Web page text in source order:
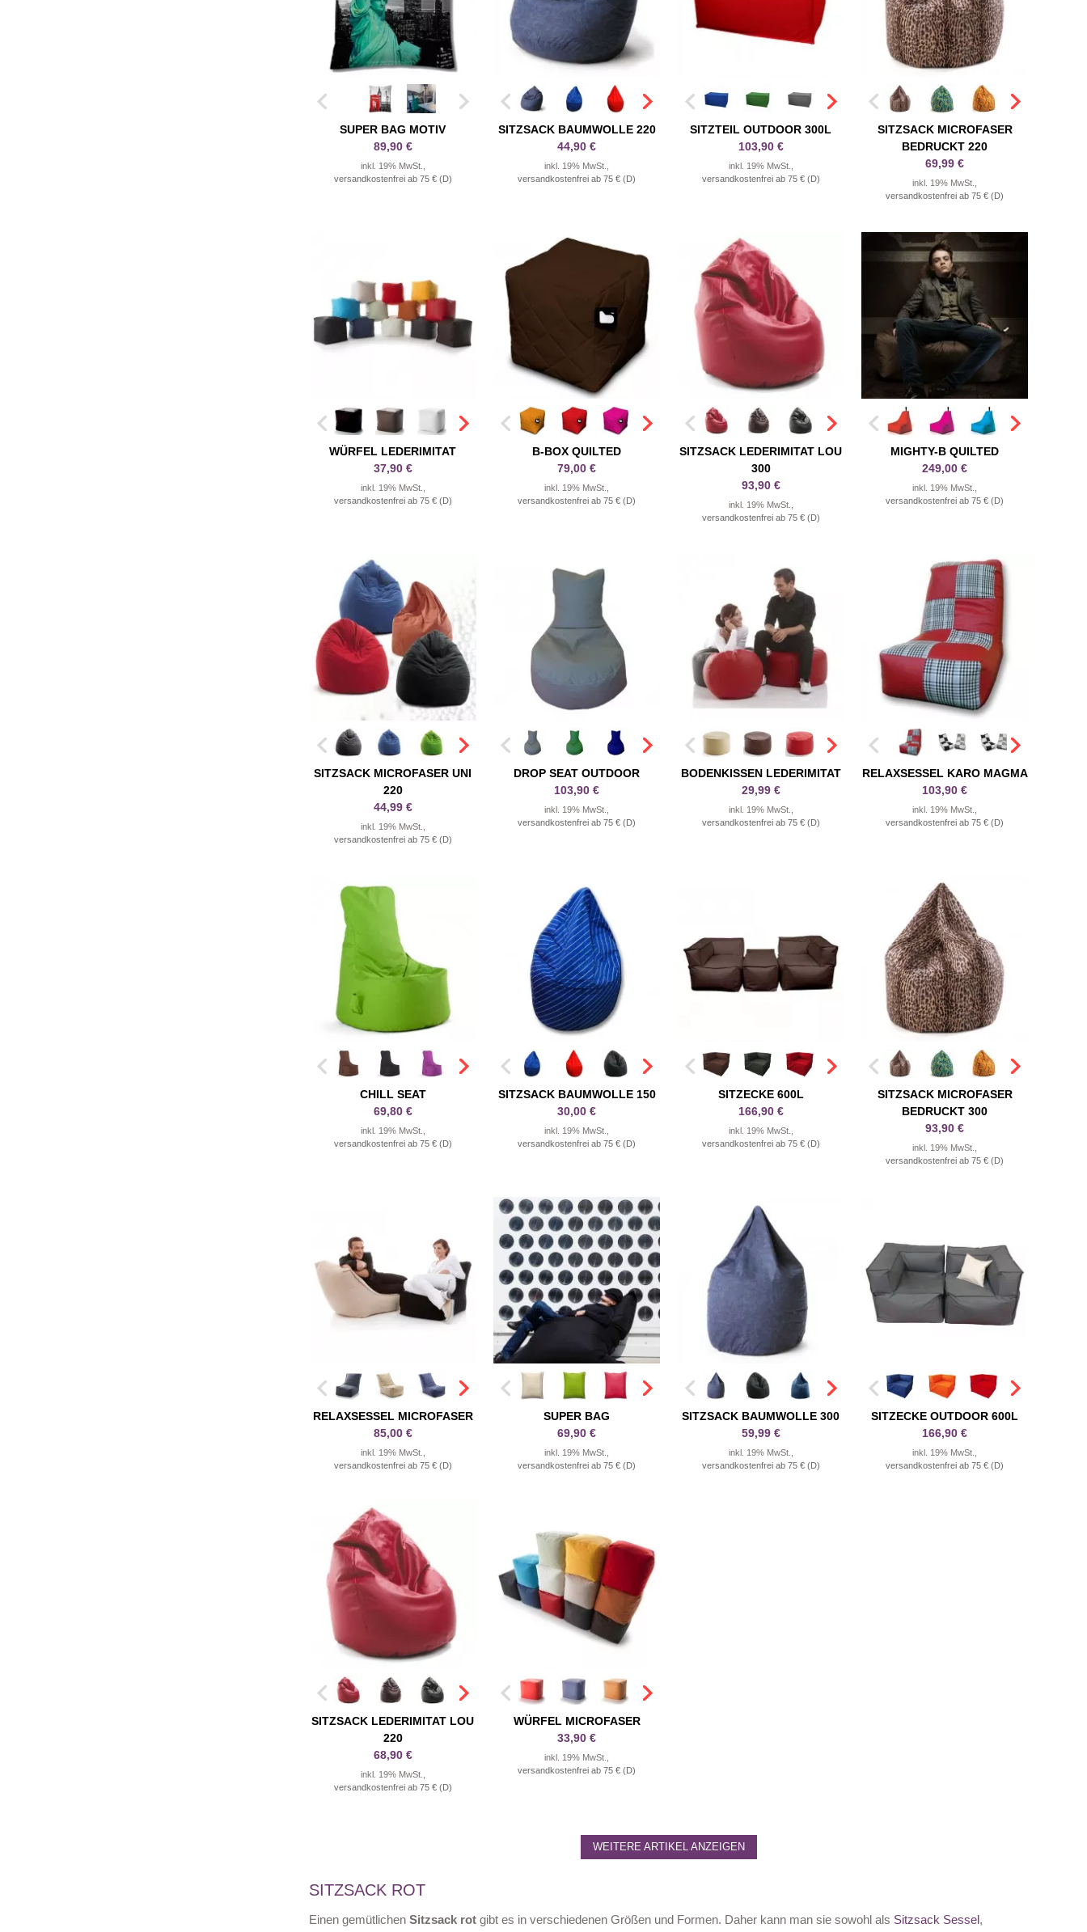
SUPER BAG MOTIV
89,90 €
inkl. 19% MwSt.,
versandkostenfrei ab 75 € (D)
SITZSACK BAUMWOLLE 220
44,90 €
inkl. 19% MwSt.,
versandkostenfrei ab 75 € (D)
SITZTEIL OUTDOOR 300L
103,90 €
inkl. 19% MwSt.,
versandkostenfrei ab 75 € (D)
SITZSACK MICROFASER
BEDRUCKT 220
69,99 €
inkl. 19% MwSt.,
versandkostenfrei ab 75 € (D)
WÜRFEL LEDERIMITAT
37,90 €
inkl. 19% MwSt.,
versandkostenfrei ab 75 € (D)
B-BOX QUILTED
79,00 €
inkl. 19% MwSt.,
versandkostenfrei ab 75 € (D)
SITZSACK LEDERIMITAT LOU
300
93,90 €
inkl. 19% MwSt.,
versandkostenfrei ab 75 € (D)
MIGHTY-B QUILTED
249,00 €
inkl. 19% MwSt.,
versandkostenfrei ab 75 € (D)
SITZSACK MICROFASER UNI
220
44,99 €
inkl. 19% MwSt.,
versandkostenfrei ab 75 € (D)
DROP SEAT OUTDOOR
103,90 €
inkl. 19% MwSt.,
versandkostenfrei ab 75 € (D)
BODENKISSEN LEDERIMITAT
29,99 €
inkl. 19% MwSt.,
versandkostenfrei ab 75 € (D)
RELAXSESSEL KARO MAGMA
103,90 €
inkl. 19% MwSt.,
versandkostenfrei ab 75 € (D)
CHILL SEAT
69,80 €
inkl. 19% MwSt.,
versandkostenfrei ab 75 € (D)
SITZSACK BAUMWOLLE 150
30,00 €
inkl. 19% MwSt.,
versandkostenfrei ab 75 € (D)
SITZECKE 600L
166,90 €
inkl. 19% MwSt.,
versandkostenfrei ab 75 € (D)
SITZSACK MICROFASER
BEDRUCKT 300
93,90 €
inkl. 19% MwSt.,
versandkostenfrei ab 75 € (D)
RELAXSESSEL MICROFASER
85,00 €
inkl. 19% MwSt.,
versandkostenfrei ab 75 € (D)
SUPER BAG
69,90 €
inkl. 19% MwSt.,
versandkostenfrei ab 75 € (D)
SITZSACK BAUMWOLLE 300
59,99 €
inkl. 19% MwSt.,
versandkostenfrei ab 75 € (D)
SITZECKE OUTDOOR 600L
166,90 €
inkl. 19% MwSt.,
versandkostenfrei ab 75 € (D)
SITZSACK LEDERIMITAT LOU
220
68,90 €
inkl. 19% MwSt.,
versandkostenfrei ab 75 € (D)
WÜRFEL MICROFASER
33,90 €
inkl. 19% MwSt.,
versandkostenfrei ab 75 € (D)
WEITERE ARTIKEL ANZEIGEN
SITZSACK ROT
Einen gemütlichen Sitzsack rot gibt es in verschiedenen Größen und Formen. Daher kann man sie sowohl als Sitzsack Sessel ,